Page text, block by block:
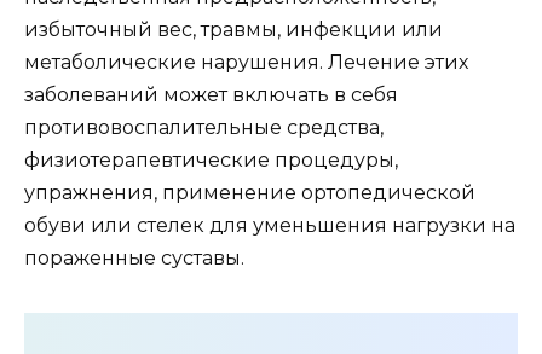
избыточный вес, травмы, инфекции или
метаболические нарушения. Лечение этих
заболеваний может включать в себя
противовоспалительные средства,
физиотерапевтические процедуры,
упражнения, применение ортопедической
обуви или стелек для уменьшения нагрузки на
пораженные суставы.